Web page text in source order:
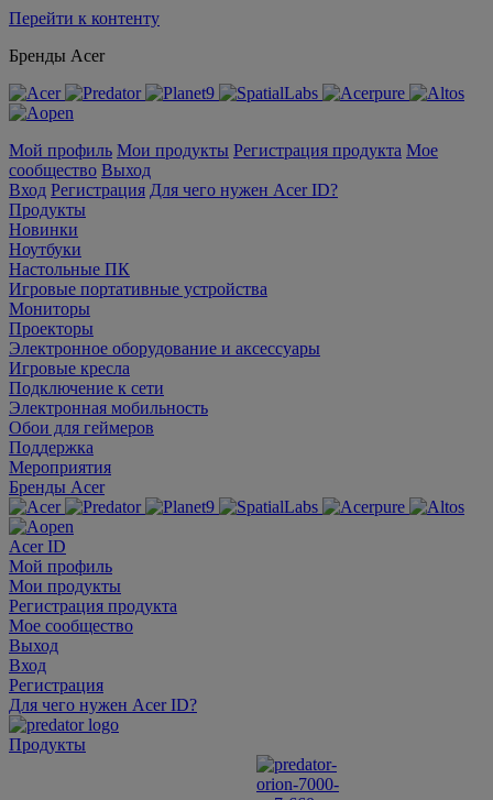
Перейти к контенту
Бренды Acer
Мой профиль Мои продукты Регистрация продукта Мое
сообщество Выход
Вход Регистрация Для чего нужен Acer ID?
Продукты
Новинки
Ноутбуки
Настольные ПК
Игровые портативные устройства
Мониторы
Проекторы
Электронное оборудование и аксессуары
Игровые кресла
Подключение к сети
Электронная мобильность
Обои для геймеров
Поддержка
Мероприятия
Бренды Acer
Acer ID
Мой профиль
Мои продукты
Регистрация продукта
Мое сообщество
Выход
Вход
Регистрация
Для чего нужен Acer ID?
Продукты